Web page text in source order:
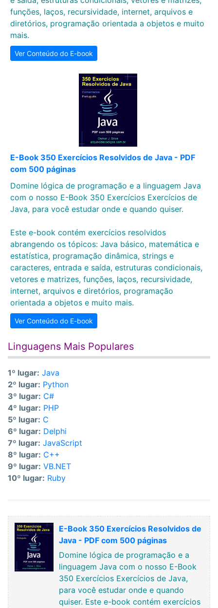
funções, laços, recursividade, internet, arquivos e
diretórios, programação orientada a objetos e muito
mais.
Ver Conteúdo do E-book
E-Book 350 Exercícios Resolvidos de Java - PDF
com 500 páginas
Domine lógica de programação e a linguagem Java
com o nosso E-Book 350 Exercícios Exercícios de
Java, para você estudar onde e quando quiser.
Este e-book contém exercícios resolvidos
abrangendo os tópicos: Java básico, matemática e
estatística, programação dinâmica, strings e
caracteres, entrada e saída, estruturas condicionais,
vetores e matrizes, funções, laços, recursividade,
internet, arquivos e diretórios, programação
orientada a objetos e muito mais.
Ver Conteúdo do E-book
Linguagens Mais Populares
1º lugar: Java
2º lugar: Python
3º lugar: C#
4º lugar: PHP
5º lugar: C
6º lugar: Delphi
7º lugar: JavaScript
8º lugar: C++
9º lugar: VB.NET
10º lugar: Ruby
E-Book 350 Exercícios Resolvidos de
Java - PDF com 500 páginas
Domine lógica de programação e a
linguagem Java com o nosso E-Book
350 Exercícios Exercícios de Java,
para você estudar onde e quando
quiser. Este e-book contém exercícios